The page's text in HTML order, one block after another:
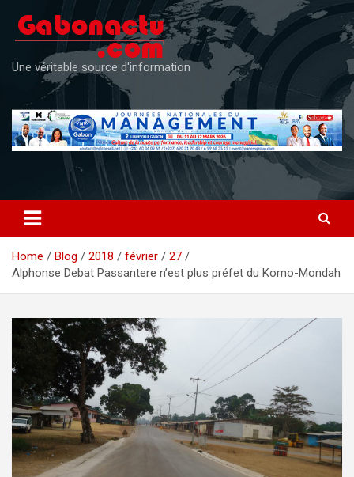
content
Une véritable source d'information
Home Blog 2018 février
27
Alphonse Debat Passantere n’est plus préfet du Komo-Mondah